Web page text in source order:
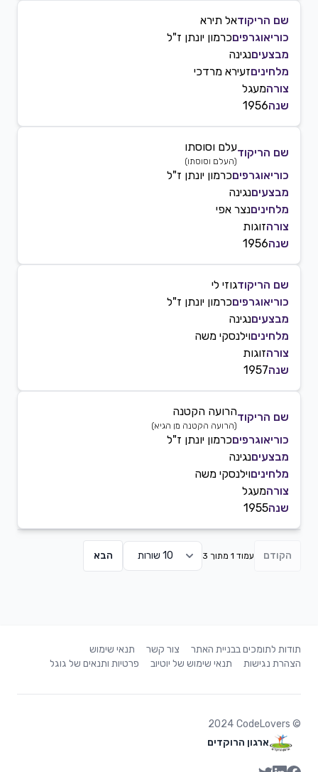
שם הריקודאל תירא
כוריאוגרפיםכרמון יונתן ז"ל
מבצעיםנגינה
מלחיניםזעירא מרדכי
צורהמעגל
שנה1956
שם הריקודעלם וסוסתו
(העלם וסוסתו)
כוריאוגרפיםכרמון יונתן ז"ל
מבצעיםנגינה
מלחיניםנצר אפי
צורהזוגות
שנה1956
שם הריקודגוזי לי
כוריאוגרפיםכרמון יונתן ז"ל
מבצעיםנגינה
מלחיניםוילנסקי משה
צורהזוגות
שנה1957
שם הריקודהרועה הקטנה
(הרועה הקטנה מן הגיא)
כוריאוגרפיםכרמון יונתן ז"ל
מבצעיםנגינה
מלחיניםוילנסקי משה
צורהמעגל
שנה1955
הקודם עמוד 1 מתוך 3 הבא
תודות לתומכים בבניית האתר צור קשר
תנאי שימוש
הצהרת נגישות
תנאי שימוש של יוטיוב פרטיות ותנאים של גוגל
©
2024 CodeLovers
ארגון הרוקדים